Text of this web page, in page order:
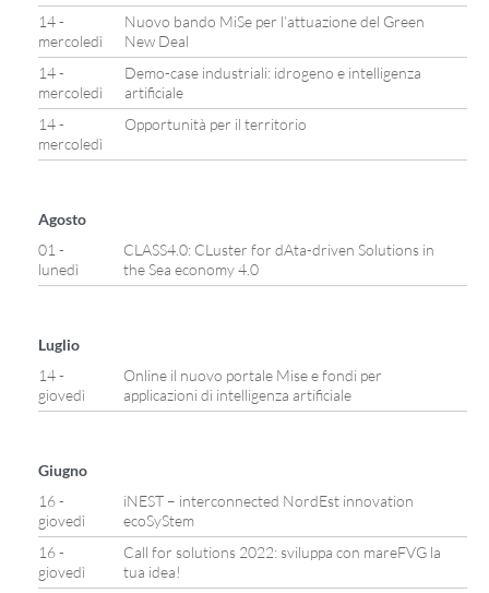
14 -
mercoledì
Nuovo bando MiSe per l’attuazione del Green
New Deal
14 -
mercoledì
Demo-case industriali: idrogeno e intelligenza
artificiale
14 -
mercoledì
Opportunità per il territorio
Agosto
01 -
lunedì
CLASS4.0: CLuster for dAta-driven Solutions in
the Sea economy 4.0
Luglio
14 -
giovedì
Online il nuovo portale Mise e fondi per
applicazioni di intelligenza artificiale
Giugno
16 -
giovedì
iNEST – interconnected NordEst innovation
ecoSyStem
16 -
giovedì
Call for solutions 2022: sviluppa con mareFVG la
tua idea!